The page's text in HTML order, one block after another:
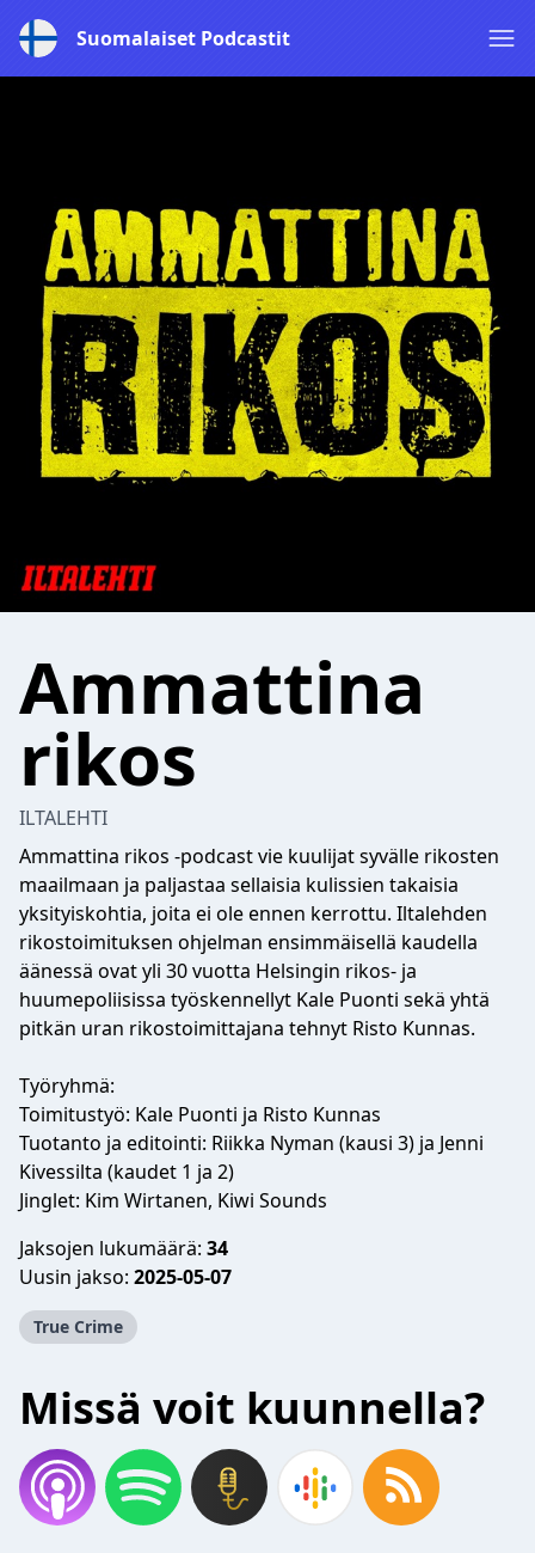
Suomalaiset Podcastit
Ammattina
rikos
ILTALEHTI
Ammattina rikos -podcast vie kuulijat syvälle rikosten
maailmaan ja paljastaa sellaisia kulissien takaisia
yksityiskohtia, joita ei ole ennen kerrottu. Iltalehden
rikostoimituksen ohjelman ensimmäisellä kaudella
äänessä ovat yli 30 vuotta Helsingin rikos- ja
huumepoliisissa työskennellyt Kale Puonti sekä yhtä
pitkän uran rikostoimittajana tehnyt Risto Kunnas.
Työryhmä:
Toimitustyö: Kale Puonti ja Risto Kunnas
Tuotanto ja editointi: Riikka Nyman (kausi 3) ja Jenni
Kivessilta (kaudet 1 ja 2)
Jinglet: Kim Wirtanen, Kiwi Sounds
Jaksojen lukumäärä: 34
Uusin jakso: 2025-05-07
True Crime
Missä voit kuunnella?